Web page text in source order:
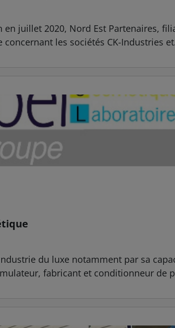
juillet 2020, Nord Est Partenaires,
les sociétés CK-Industries
du luxe notamment par sa
fabricant et conditionneur de